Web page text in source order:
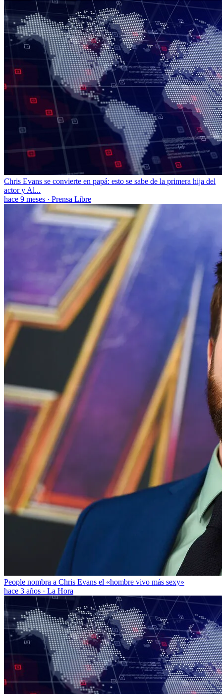
Chris Evans se convierte en papá: esto se sabe de la primera hija del
actor y Al...
hace 9 meses · Prensa Libre
People nombra a Chris Evans el «hombre vivo más sexy»
hace 3 años · La Hora